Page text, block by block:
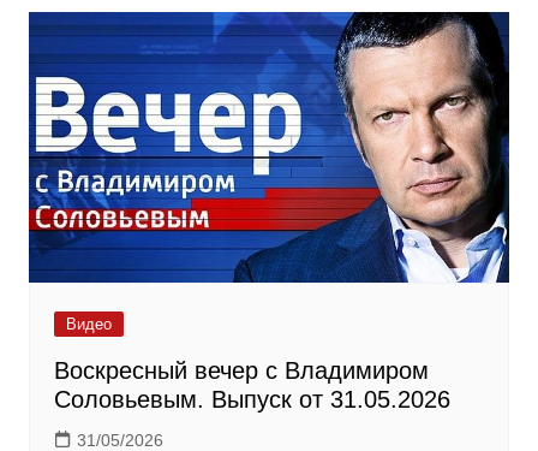
Видео
Воскресный вечер с Владимиром
Соловьевым. Выпуск от 31.05.2026
31/05/2026